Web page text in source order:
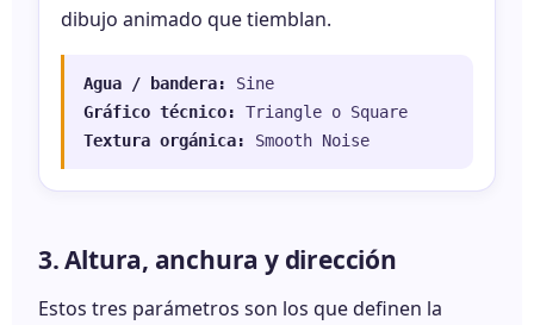
dibujo animado que tiemblan.
Agua / bandera:
Sine
Gráfico técnico:
Triangle o Square
Textura orgánica:
Smooth Noise
3. Altura, anchura y dirección
Estos tres parámetros son los que definen la